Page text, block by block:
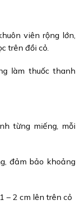
viên rộng lớn,
trên đồi cỏ.
làm thuốc thanh
từng miếng, mỗi
đảm bảo khoảng
– 2 cm lên trên cỏ